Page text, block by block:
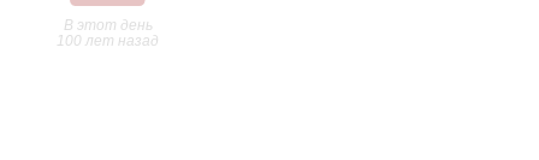
В этот день
100 лет назад